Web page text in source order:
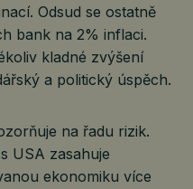
Odsud se ostatně
bank na 2% inflaci.
kladné zvýšení
a politický úspěch.
na řadu rizik.
USA zasahuje
ekonomiku více